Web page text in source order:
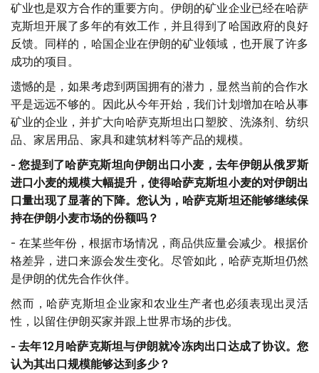
矿业也是双方合作的重要方向。伊朗的矿业企业已经在哈萨
克斯坦开展了多年的有效工作，并且得到了哈国政府的良好
反馈。同样的，哈国企业在伊朗的矿业领域，也开展了许多
成功的项目。
遗憾的是，如果考虑到两国拥有的潜力，显然当前的合作水
平是远远不够的。因此从今年开始，我们计划增加在哈从事
矿业的企业，并扩大向哈萨克斯坦出口塑胶、洗涤剂、纺织
品、家居用品、家具和建筑材料等产品的规模。
-您提到了哈萨克斯坦向伊朗出口小麦，去年伊朗从俄罗斯
进口小麦的规模大幅提升，使得哈萨克斯坦小麦的对伊朗出
口量出现了显著的下降。您认为，哈萨克斯坦还能够继续保
持在伊朗小麦市场的份额吗？
- 在某些年份，根据市场情况，商品供应量会减少。根据价
格差异，进口来源会发生变化。尽管如此，哈萨克斯坦仍然
是伊朗的优先合作伙伴。
然而，哈萨克斯坦企业家和农业生产者也必须表现出灵活
性，以留住伊朗买家并跟上世界市场的步伐。
-去年12月哈萨克斯坦与伊朗就冷冻肉出口达成了协议。您
认为其出口规模能够达到多少？